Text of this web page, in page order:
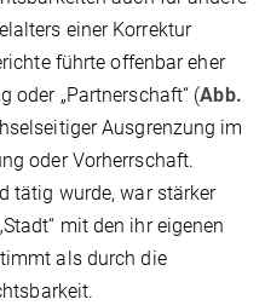
einer Korrektur
führte offenbar eher
oder „Partnerschaft“ (Abb.
Ausgrenzung im
oder Vorherrschaft.
tätig wurde, war stärker
mit den ihr eigenen
als durch die